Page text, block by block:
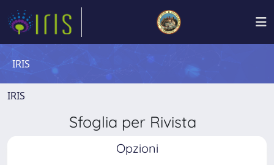
IRIS
IRIS
Sfoglia per Rivista
Opzioni